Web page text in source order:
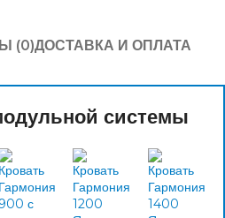
(0)ДОСТАВКА И ОПЛАТА
системы